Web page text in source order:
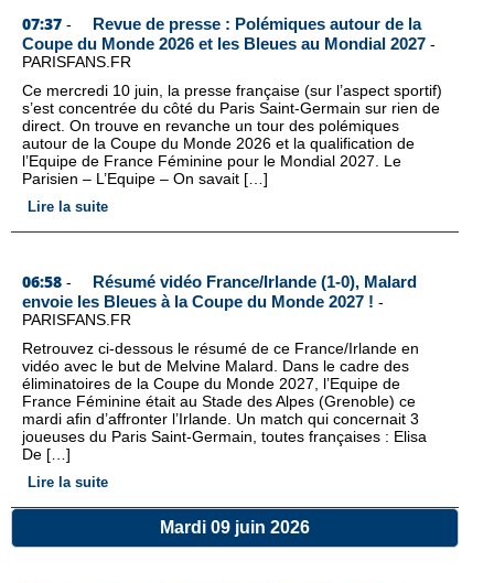
07:37 -
Revue de presse : Polémiques autour de la
Coupe du Monde 2026 et les Bleues au Mondial 2027 -
PARISFANS.FR
Ce mercredi 10 juin, la presse française (sur l’aspect sportif)
s’est concentrée du côté du Paris Saint-Germain sur rien de
direct. On trouve en revanche un tour des polémiques
autour de la Coupe du Monde 2026 et la qualification de
l’Equipe de France Féminine pour le Mondial 2027. Le
Parisien – L’Equipe – On savait […]
Lire la suite
06:58 -
Résumé vidéo France/Irlande (1-0), Malard
envoie les Bleues à la Coupe du Monde 2027 ! -
PARISFANS.FR
Retrouvez ci-dessous le résumé de ce France/Irlande en
vidéo avec le but de Melvine Malard. Dans le cadre des
éliminatoires de la Coupe du Monde 2027, l’Equipe de
France Féminine était au Stade des Alpes (Grenoble) ce
mardi afin d’affronter l’Irlande. Un match qui concernait 3
joueuses du Paris Saint-Germain, toutes françaises : Elisa
De […]
Lire la suite
Mardi 09 juin 2026